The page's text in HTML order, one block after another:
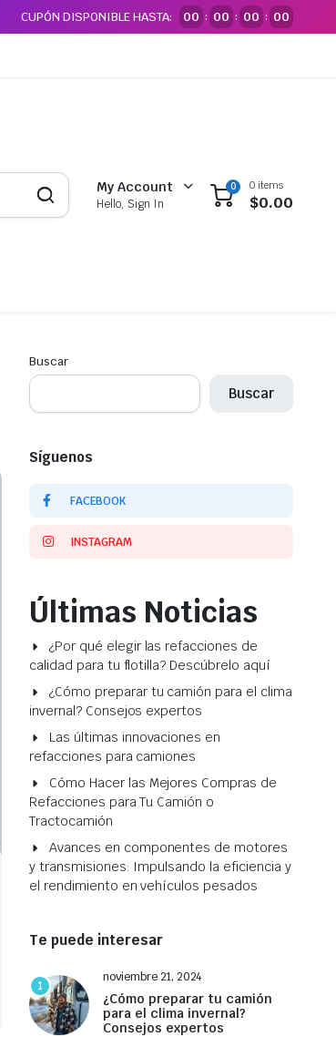
CUPÓN DISPONIBLE HASTA: 00 : 00 : 00 : 00
My Account
Hello, Sign In
0 0 items
$0.00
Buscar
Buscar
Síguenos
FACEBOOK
INSTAGRAM
Últimas Noticias
¿Por qué elegir las refacciones de
calidad para tu flotilla? Descúbrelo aquí
¿Cómo preparar tu camión para el clima
invernal? Consejos expertos
Las últimas innovaciones en
refacciones para camiones
Cómo Hacer las Mejores Compras de
Refacciones para Tu Camión o
Tractocamión
Avances en componentes de motores
y transmisiones: Impulsando la eficiencia y
el rendimiento en vehículos pesados
Te puede interesar
1
noviembre 21, 2024
¿Cómo preparar tu camión
para el clima invernal?
Consejos expertos